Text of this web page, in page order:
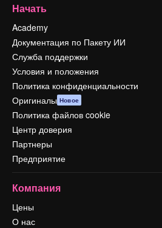
Начать
Academy
Документация по Пакету ИИ
Служба поддержки
Условия и положения
Политика конфиденциальности
Оригиналы Новое
Политика файлов cookie
Центр доверия
Партнеры
Предприятие
Компания
Цены
О нас